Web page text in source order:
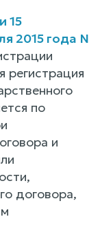
15
2015 года N
регистрация
по
и
договора,